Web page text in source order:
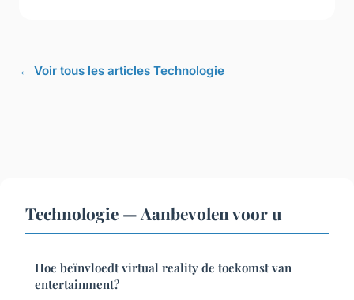
← Voir tous les articles Technologie
Technologie — Aanbevolen voor u
Hoe beïnvloedt virtual reality de toekomst van
entertainment?